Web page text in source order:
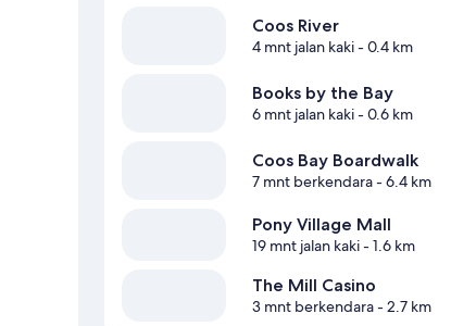
Coos River
4 mnt jalan kaki- 0.4 km
Books by the Bay
6 mnt jalan kaki- 0.6 km
Coos Bay Boardwalk
7 mnt berkendara- 6.4 km
Pony Village Mall
19 mnt jalan kaki- 1.6 km
The Mill Casino
3 mnt berkendara- 2.7 km